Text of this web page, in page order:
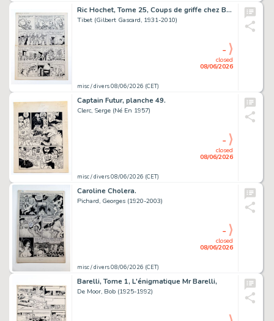
Ric Hochet, Tome 25, Coups de griffe chez Bouglione, planche 38.
Tibet (Gilbert Gascard, 1931-2010)
misc / divers 08/06/2026 (CET)
closed
08/06/2026
-
Captain Futur, planche 49.
Clerc, Serge (Né En 1957)
misc / divers 08/06/2026 (CET)
closed
08/06/2026
-
Caroline Cholera.
Pichard, Georges (1920-2003)
misc / divers 08/06/2026 (CET)
closed
08/06/2026
-
Barelli, Tome 1, L'énigmatique Mr Barelli,
De Moor, Bob (1925-1992)